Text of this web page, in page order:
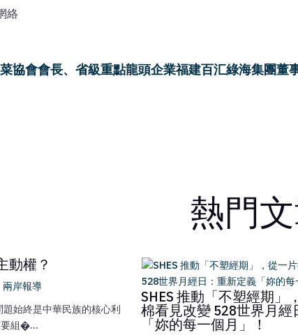
絡
協會會長、省級重點龍頭企業福建百汇綠海集團董
熱門
動權？
兩岸報導
始終是中華民族的核心利
要組�...
SHES 推動「不塑經期」
棉看見改變 528世界月經
「妳的每一個月」！